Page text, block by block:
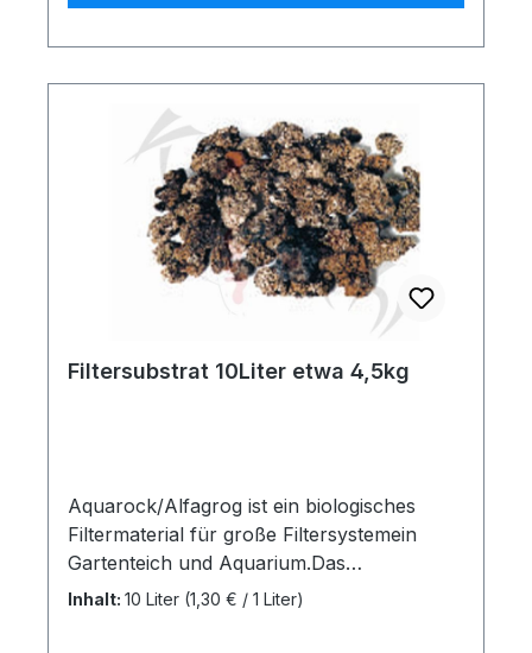
Filtersubstrat 10Liter etwa 4,5kg
Aquarock/Alfagrog ist ein biologisches
Filtermaterial für große Filtersystemein
Gartenteich und Aquarium.Das
Filtermaterial ist pH-neutral und für Süß-
Inhalt: 10 Liter (1,30 € / 1 Liter)